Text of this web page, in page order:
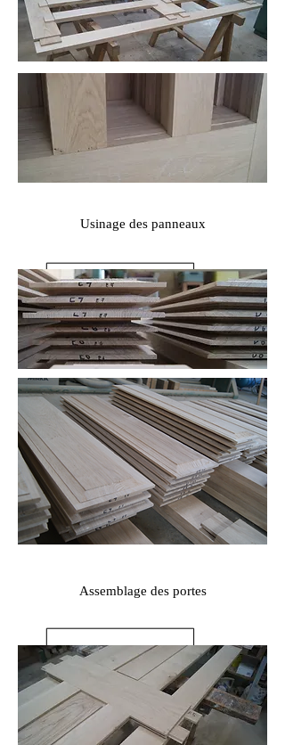
Usinage des panneaux
Assemblage des portes